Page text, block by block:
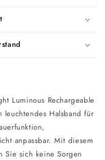
Luminous Rechargeable
Halsband für
anpassbar. Mit diesem
Sie sich keine Sorgen